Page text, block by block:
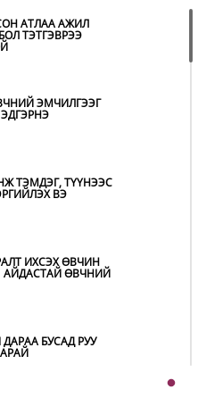
АТЛАА АЖИЛ
ТЭТГЭВРЭЭ
ЭМЧИЛГЭЭГ
ТЭМДЭГ, ТҮҮНЭЭС
ВЭ
ИХСЭХ ӨВЧИН
ӨВЧНИЙ
БУСАД РУУ